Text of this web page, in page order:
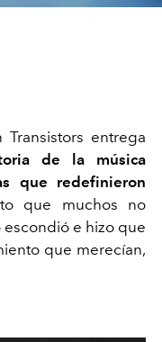
entrega
de la música
que redefinieron
que muchos no
escondió e hizo que
que merecían,